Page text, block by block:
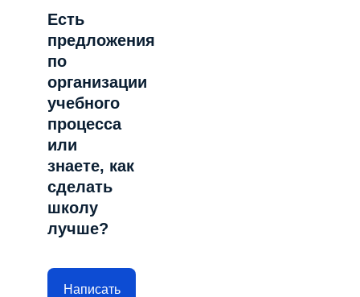
Есть
предложения
по
организации
учебного
процесса
или
знаете, как
сделать
школу
лучше?
Написать